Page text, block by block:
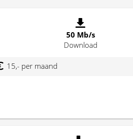
50 Mb/s
Download
15,- per maand